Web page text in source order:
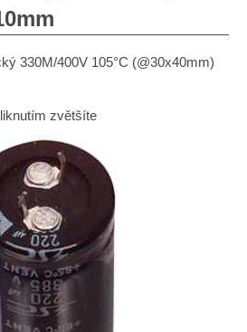
330M/400V 105°C (@30x40mm)
zvětšíte